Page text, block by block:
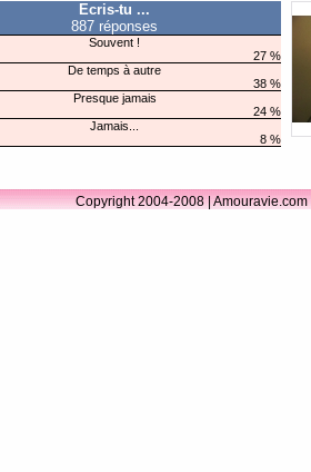
Ecris-tu ...
887 réponses
Souvent !
27 %
De temps à autre
38 %
Presque jamais
24 %
Jamais...
8 %
Copyright 2004-2008 |